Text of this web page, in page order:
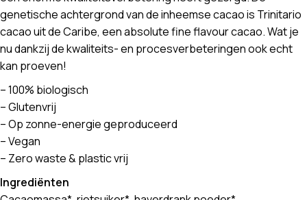
genetische achtergrond van de inheemse cacao is Trinitario
cacao uit de Caribe, een absolute fine flavour cacao. Wat je
nu dankzij de kwaliteits- en procesverbeteringen ook echt
kan proeven!
– 100% biologisch
– Glutenvrij
– Op zonne-energie geproduceerd
– Vegan
– Zero waste & plastic vrij
Ingrediënten